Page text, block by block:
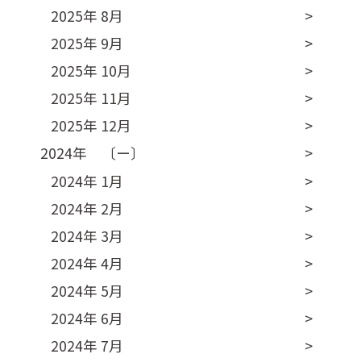
2025年 8月
2025年 9月
2025年 10月
2025年 11月
2025年 12月
2024年 〔ー〕
2024年 1月
2024年 2月
2024年 3月
2024年 4月
2024年 5月
2024年 6月
2024年 7月